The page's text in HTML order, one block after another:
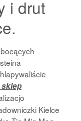
i drut
Kielce